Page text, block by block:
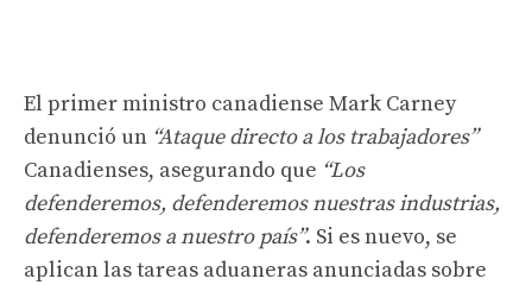
El primer ministro canadiense Mark Carney
denunció un “Ataque directo a los trabajadores”
Canadienses, asegurando que “Los
defenderemos, defenderemos nuestras industrias,
defenderemos a nuestro país”. Si es nuevo, se
aplican las tareas aduaneras anunciadas sobre